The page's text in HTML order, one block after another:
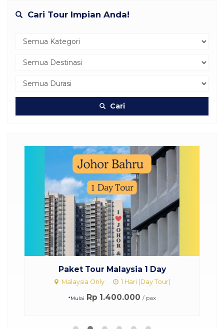
Cari Tour Impian Anda!
Cari
Paket Tour Malaysia 1 Day
Malaysia Only 1 Hari (Day Tour)
*Mulai Rp 1.400.000 / pax